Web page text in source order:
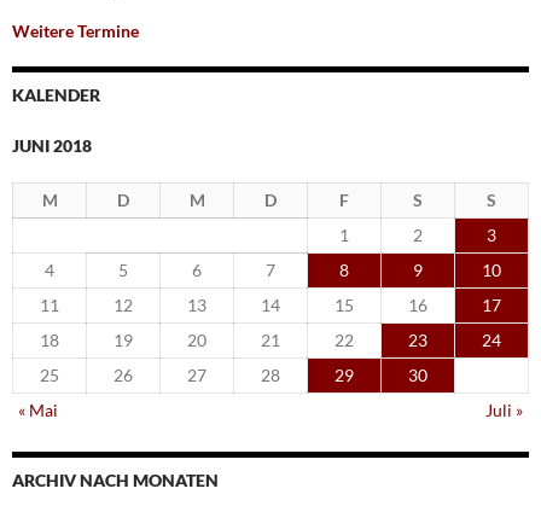
Weitere Termine
KALENDER
JUNI 2018
M D M D F S
S
1
2
3
4
5 6 7 8 9
10
11
12 13 14 15 16
17
18
19 20 21 22 23
24
25
26 27 28 29
30
« Mai
Juli »
ARCHIV NACH MONATEN